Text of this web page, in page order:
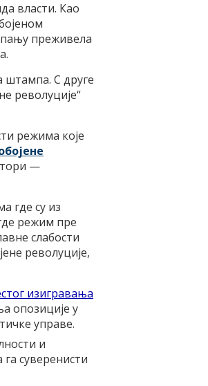
власти. Као
преживела
штампа. С друге
револуције“
режима које
—
где су из
режим пре
слабости
револуције,
изигравања
опозиције у
управе.
и
суверенисти